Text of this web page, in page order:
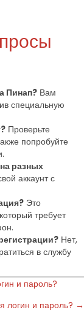
Пинап? Вам
специальную
Проверьте
попробуйте
разных
аккаунт с
Это
требует
Нет,
в службу
и пароль?
логин и пароль? →